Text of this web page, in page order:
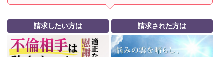
請求したい方は 請求された方は